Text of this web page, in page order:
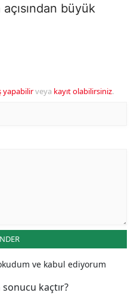
büyük
yapabilirveya kayıt olabilirsiniz.
ve kabul ediyorum
kaçtır?